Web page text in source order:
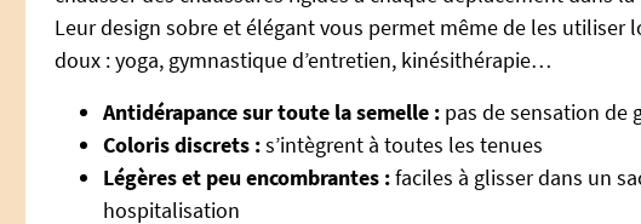
Leur design sobre et élégant vous permet même de les utiliser
doux : yoga, gymnastique d’entretien, kinésithérapie…
Antidérapance sur toute la semelle : pas de sensation de
Coloris discrets :s’intègrent à toutes les tenues
Légères et peu encombrantes :faciles à glisser dans un
hospitalisation